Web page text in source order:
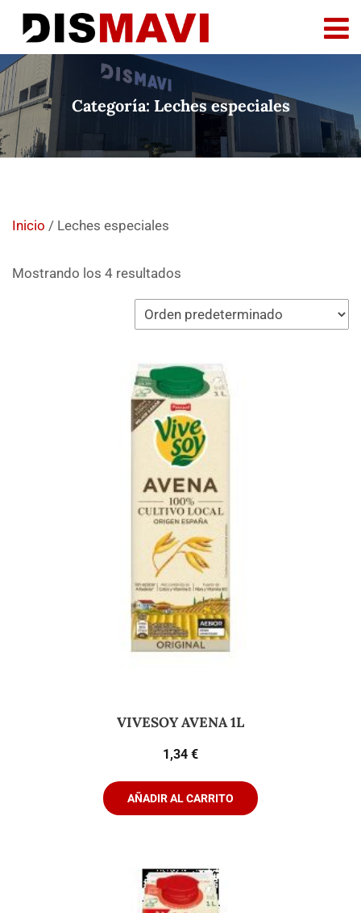
Categoría: Leches especiales
Inicio / Leches especiales
Mostrando los 4 resultados
VIVESOY AVENA 1L
1,34 €
AÑADIR AL CARRITO